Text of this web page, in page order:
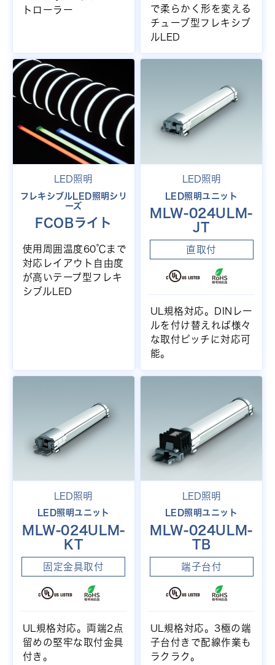
トローラー
で柔らかく形を変える
チューブ型フレキシブ
ルLED
LED照明
フレキシブルLED照明シリ
ーズ
FCOBライト
使用周囲温度60℃まで
対応レイアウト自由度
が高いテープ型フレキ
シブルLED
LED照明
LED照明ユニット
MLW-024ULM-
JT
直取付
UL規格対応。DINレー
ルを付け替えれば様々
な取付ピッチに対応可
能。
LED照明
LED照明ユニット
MLW-024ULM-
KT
固定金具取付
UL規格対応。両端2点
留めの堅牢な取付金具
付き。
LED照明
LED照明ユニット
MLW-024ULM-
TB
端子台付
UL規格対応。3極の端
子台付きで配線作業も
ラクラク。